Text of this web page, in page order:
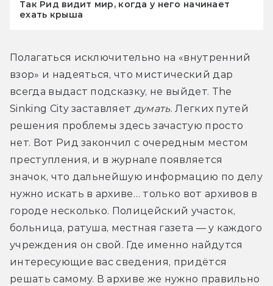
Так Рид видит мир, когда у него начинает
ехать крыша
Полагаться исключительно на «внутренний
взор» и надеяться, что мистический дар
всегда выдаст подсказку, не выйдет. The
Sinking City заставляет думать. Легких путей
решения проблемы здесь зачастую просто
нет. Вот Рид закончил с очередным местом
преступления, и в журнале появляется
значок, что дальнейшую информацию по делу
нужно искать в архиве… только вот архивов в
городе несколько. Полицейский участок,
больница, ратуша, местная газета — у каждого
учреждения он свой. Где именно найдутся
интересующие вас сведения, придётся
решать самому. В архиве же нужно правильно